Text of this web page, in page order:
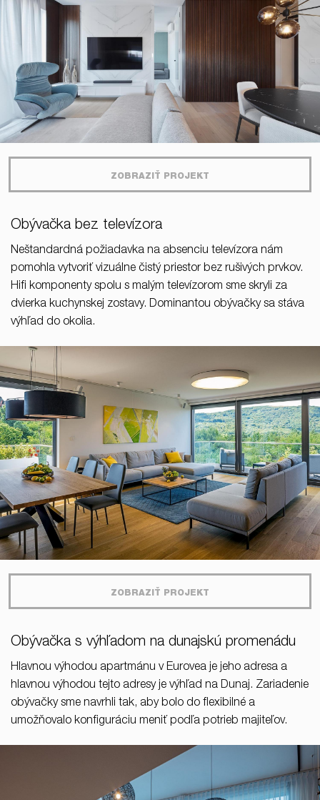
ZOBRAZIŤ PROJEKT
Obývačka bez televízora
Neštandardná požiadavka na absenciu televízora nám
pomohla vytvoriť vizuálne čistý priestor bez rušivých prvkov.
Hifi komponenty spolu s malým televízorom sme skryli za
dvierka kuchynskej zostavy. Dominantou obývačky sa stáva
výhľad do okolia.
ZOBRAZIŤ PROJEKT
Obývačka s výhľadom na dunajskú promenádu
Hlavnou výhodou apartmánu v Eurovea je jeho adresa a
hlavnou výhodou tejto adresy je výhľad na Dunaj. Zariadenie
obývačky sme navrhli tak, aby bolo do flexibilné a
umožňovalo konfiguráciu meniť podľa potrieb majiteľov.